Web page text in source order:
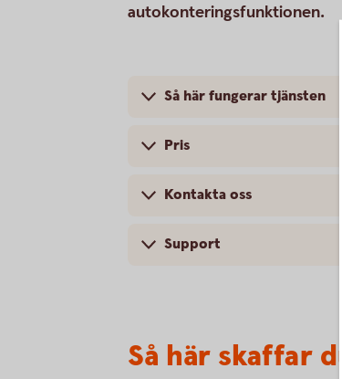
autokonteringsfunktionen.
Så här fungerar tjänsten
Pris
Kontakta oss
Support
Så här skaffar